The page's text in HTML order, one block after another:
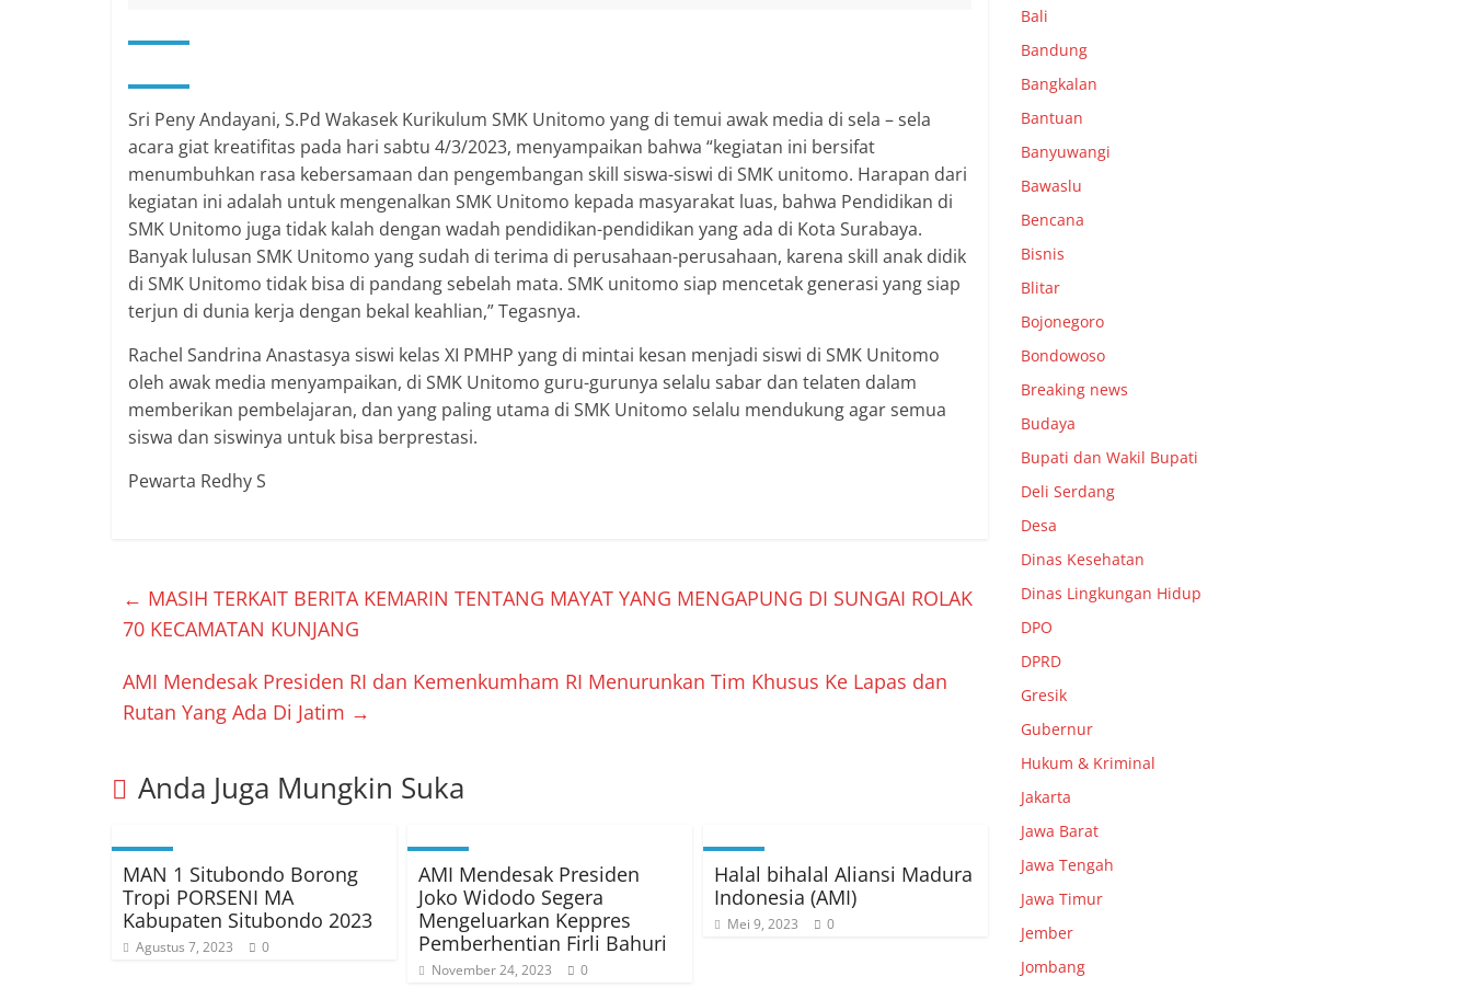
Sri Peny Andayani, S.Pd Wakasek Kurikulum SMK Unitomo yang di temui awak media di sela – sela
acara giat kreatifitas pada hari sabtu 4/3/2023, menyampaikan bahwa “kegiatan ini bersifat
menumbuhkan rasa kebersamaan dan pengembangan skill siswa-siswi di SMK unitomo. Harapan dari
kegiatan ini adalah untuk mengenalkan SMK Unitomo kepada masyarakat luas, bahwa Pendidikan di
SMK Unitomo juga tidak kalah dengan wadah pendidikan-pendidikan yang ada di Kota Surabaya.
Banyak lulusan SMK Unitomo yang sudah di terima di perusahaan-perusahaan, karena skill anak didik
di SMK Unitomo tidak bisa di pandang sebelah mata. SMK unitomo siap mencetak generasi yang siap
terjun di dunia kerja dengan bekal keahlian,” Tegasnya.
Rachel Sandrina Anastasya siswi kelas XI PMHP yang di mintai kesan menjadi siswi di SMK Unitomo
oleh awak media menyampaikan, di SMK Unitomo guru-gurunya selalu sabar dan telaten dalam
memberikan pembelajaran, dan yang paling utama di SMK Unitomo selalu mendukung agar semua
siswa dan siswinya untuk bisa berprestasi.
Pewarta Redhy S
← MASIH TERKAIT BERITA KEMARIN TENTANG MAYAT YANG MENGAPUNG DI SUNGAI ROLAK
70 KECAMATAN KUNJANG
AMI Mendesak Presiden RI dan Kemenkumham RI Menurunkan Tim Khusus Ke Lapas dan
Rutan Yang Ada Di Jatim →
Anda Juga Mungkin Suka
MAN 1 Situbondo Borong
Tropi PORSENI MA
Kabupaten Situbondo 2023
Agustus 7, 2023 0
AMI Mendesak Presiden
Joko Widodo Segera
Mengeluarkan Keppres
Pemberhentian Firli Bahuri
November 24, 2023 0
Halal bihalal Aliansi Madura
Indonesia (AMI)
Mei 9, 2023 0
Bali
Bandung
Bangkalan
Bantuan
Banyuwangi
Bawaslu
Bencana
Bisnis
Blitar
Bojonegoro
Bondowoso
Breaking news
Budaya
Bupati dan Wakil Bupati
Deli Serdang
Desa
Dinas Kesehatan
Dinas Lingkungan Hidup
DPO
DPRD
Gresik
Gubernur
Hukum & Kriminal
Jakarta
Jawa Barat
Jawa Tengah
Jawa Timur
Jember
Jombang